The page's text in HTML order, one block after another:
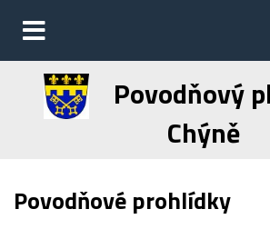
Povodňový
Chýně
Povodňové prohlídky